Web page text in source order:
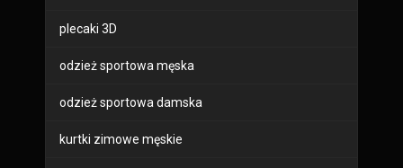
plecaki 3D
odzież sportowa męska
odzież sportowa damska
kurtki zimowe męskie